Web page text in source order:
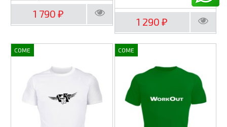
1 790₽
1 290₽
COME COME